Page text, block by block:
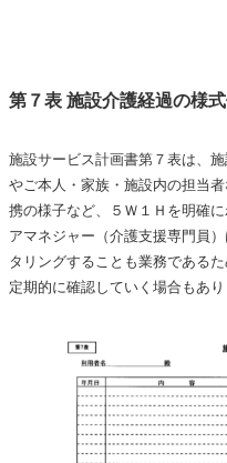
第７表 施設介護経過の様
施設サービス計画書第７表は、
やご本人・家族・施設内の担当
携の様子など、５Ｗ１Ｈを明確
アマネジャー（介護支援専門員
タリングすることも業務である
定期的に確認していく場合もあり